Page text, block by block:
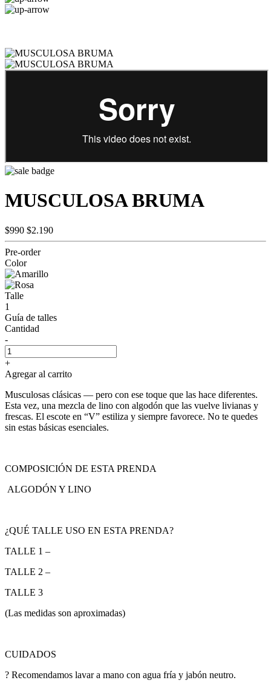
MUSCULOSA BRUMA
$990 $2.190
Pre-order
Color
Talle
1
Guía de talles
Cantidad
-
+
Agregar al carrito
Musculosas clásicas — pero con ese toque que las hace diferentes.
Esta vez, una mezcla de lino con algodón que las vuelve livianas y
frescas. El escote en “V” estiliza y siempre favorece. No te quedes
sin estas básicas esenciales.
COMPOSICIÓN DE ESTA PRENDA
ALGODÓN Y LINO
¿QUÉ TALLE USO EN ESTA PRENDA?
TALLE 1 –
TALLE 2 –
TALLE 3
(Las medidas son aproximadas)
CUIDADOS
? Recomendamos lavar a mano con agua fría y jabón neutro.